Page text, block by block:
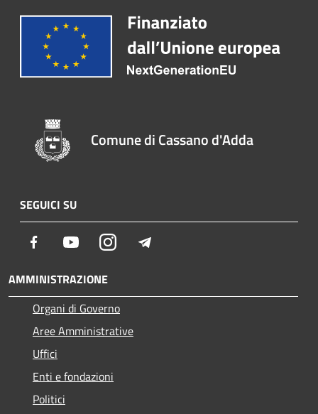
Comune di Cassano d'Adda
SEGUICI SU
Facebook YoutubeInstagram
AMMINISTRAZIONE
Organi di Governo
Aree Amministrative
Uffici
Enti e fondazioni
Politici